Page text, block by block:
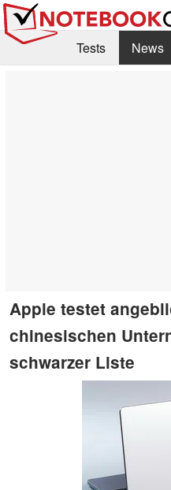
Tests News
Apple testet
chinesischen
schwarzer Liste